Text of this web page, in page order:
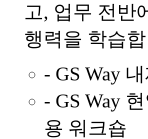
고, 업무 전반
행력을 학습
- GS Way
- GS Way
용 워크숍